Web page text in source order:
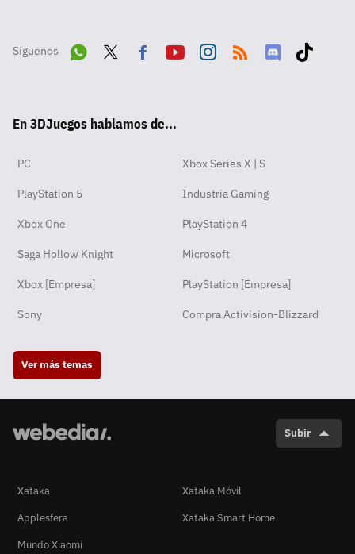
Síguenos
pp
ok
En 3DJuegos hablamos de...
PC Xbox Series X | S
PlayStation 5 Industria Gaming
Xbox One PlayStation 4
Saga Hollow Knight Microsoft
Xbox [Empresa] PlayStation [Empresa]
Sony Compra Activision-Blizzard
Ver más temas
Subir
Xataka
Xataka Móvil
Applesfera
Xataka Smart Home
Mundo Xiaomi